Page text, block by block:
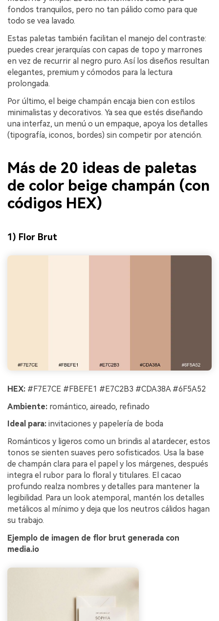
fondos tranquilos, pero no tan pálido como para que
todo se vea lavado.
Estas paletas también facilitan el manejo del contraste:
puedes crear jerarquías con capas de topo y marrones
en vez de recurrir al negro puro. Así los diseños resultan
elegantes, premium y cómodos para la lectura
prolongada.
Por último, el beige champán encaja bien con estilos
minimalistas y decorativos. Ya sea que estés diseñando
una interfaz, un menú o un empaque, apoya los detalles
(tipografía, iconos, bordes) sin competir por atención.
Más de 20 ideas de paletas
de color beige champán (con
códigos HEX)
1) Flor Brut
HEX: #F7E7CE #FBEFE1 #E7C2B3 #CDA38A #6F5A52
Ambiente: romántico, aireado, refinado
Ideal para: invitaciones y papelería de boda
Románticos y ligeros como un brindis al atardecer, estos
tonos se sienten suaves pero sofisticados. Usa la base
de champán clara para el papel y los márgenes, después
integra el rubor para lo floral y titulares. El cacao
profundo realza nombres y detalles para mantener la
legibilidad. Para un look atemporal, mantén los detalles
metálicos al mínimo y deja que los neutros cálidos hagan
su trabajo.
Ejemplo de imagen de flor brut generada con
media.io